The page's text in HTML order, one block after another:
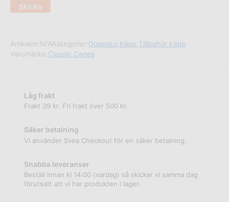
Artikelnr:N/AKategorier:Doppsko Käpp Tillbehör käpp
Varumärke:Classic Canes
Låg frakt
Frakt 39 kr. Fri frakt över 500 kr.
Säker betalning
Vi använder Svea Checkout för en säker betalning.
Snabba leveranser
Beställ innan kl 14:00 (vardag) så skickar vi samma dag
förutsatt att vi har produkten i lager.